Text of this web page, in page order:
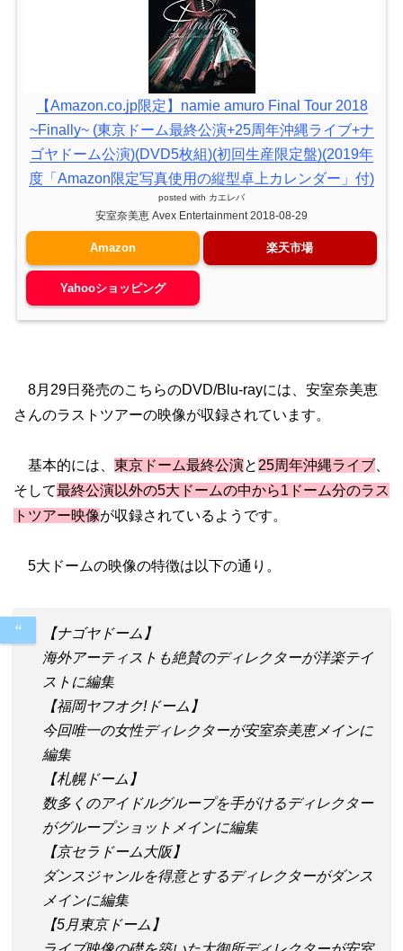
【Amazon.co.jp限定】namie amuro Final Tour 2018
~Finally~ (東京ドーム最終公演+25周年沖縄ライブ+ナ
ゴヤドーム公演)(DVD5枚組)(初回生産限定盤)(2019年
度「Amazon限定写真使用の縦型卓上カレンダー」付)
posted with カエレバ
安室奈美恵 Avex Entertainment 2018-08-29
Amazon 楽天市場
Yahooショッピング
8月29日発売のこちらのDVD/Blu-rayには、安室奈美恵
さんのラストツアーの映像が収録されています。
基本的には、 東京ドーム最終公演と 25周年沖縄ライブ
そして最終公演以外の5大ドームの中から1ドーム分のラス
トツアー映像が収録されているようです。
5大ドームの映像の特徴は以下の通り。
【ナゴヤドーム】
海外アーティストも絶賛のディレクターが洋楽テイ
ストに編集
【福岡ヤフオク!ドーム】
今回唯一の女性ディレクターが安室奈美恵メインに
編集
【札幌ドーム】
数多くのアイドルグループを手がけるディレクター
がグループショットメインに編集
【京セラドーム大阪】
ダンスジャンルを得意とするディレクターがダンス
メインに編集
【5月東京ドーム】